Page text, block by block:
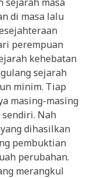
di masa lalu
perempuan
kehebatan
sejarah
minim. Tiap
masing-masing
Nah
dihasilkan
pembuktian
perubahan.
merangkul